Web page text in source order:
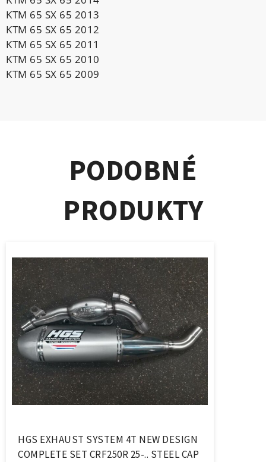
KTM 65 SX 65 2013
KTM 65 SX 65 2012
KTM 65 SX 65 2011
KTM 65 SX 65 2010
KTM 65 SX 65 2009
PODOBNÉ
PRODUKTY
HGS EXHAUST SYSTEM 4T NEW DESIGN
COMPLETE SET CRF250R 25-.. STEEL CAP